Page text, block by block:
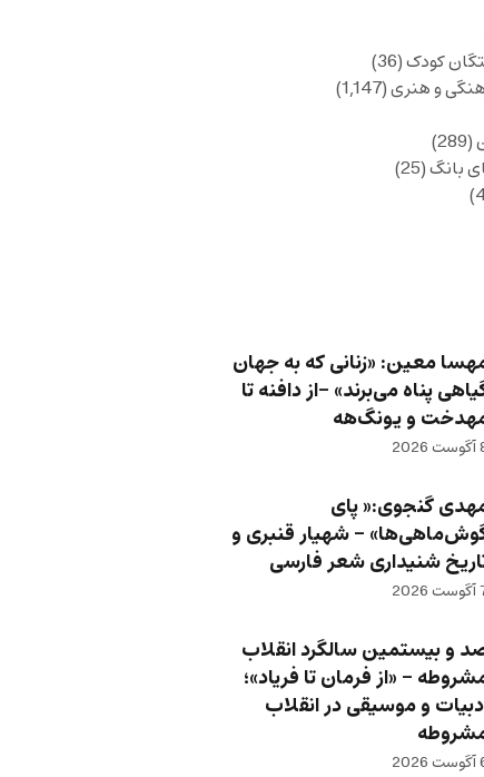
کودک(36)
و هنری(1,147)
(289)
بانگ(25)
معین: «زنانی که به جهان
پناه می‌برند» -از دافنه تا
و یونگ‌هه
گنجوی:« پای
– شهیار قنبری و
شنیداری شعر فارسی
و بیستمین سالگرد انقلاب
– «از فرمان تا فریاد»؛
و موسیقی در انقلاب